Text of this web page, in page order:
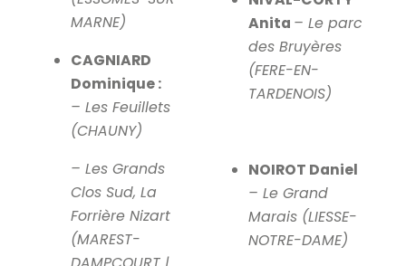
MARNE)
CAGNIARD
Dominique :
– Les Feuillets
(CHAUNY)
– Les Grands
Clos Sud, La
Forrière Nizart
(MAREST-
Anita – Le parc
des Bruyères
(FERE-EN-
TARDENOIS)
NOIROT Daniel
– Le Grand
Marais (LIESSE-
NOTRE-DAME)